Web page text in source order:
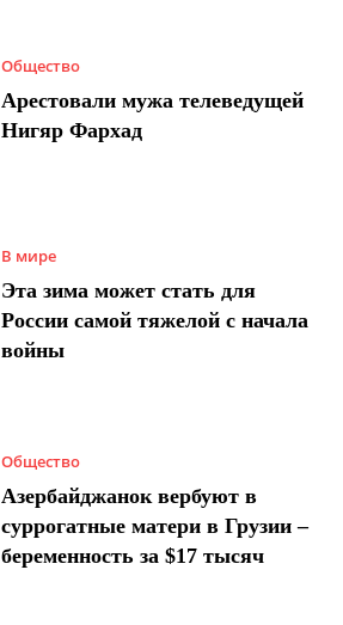
Общество
Арестовали мужа телеведущей
Нигяр Фархад
В мире
Эта зима может стать для
России самой тяжелой с начала
войны
Общество
Азербайджанок вербуют в
суррогатные матери в Грузии –
беременность за $17 тысяч